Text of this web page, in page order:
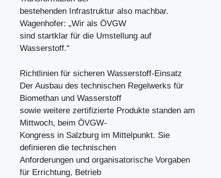
bestehenden Infrastruktur also machbar.
Wagenhofer: „Wir als ÖVGW
sind startklar für die Umstellung auf
Wasserstoff.“
Richtlinien für sicheren Wasserstoff-Einsatz
Der Ausbau des technischen Regelwerks für
Biomethan und Wasserstoff
sowie weitere zertifizierte Produkte standen am
Mittwoch, beim ÖVGW-
Kongress in Salzburg im Mittelpunkt. Sie
definieren die technischen
Anforderungen und organisatorische Vorgaben
für Errichtung, Betrieb